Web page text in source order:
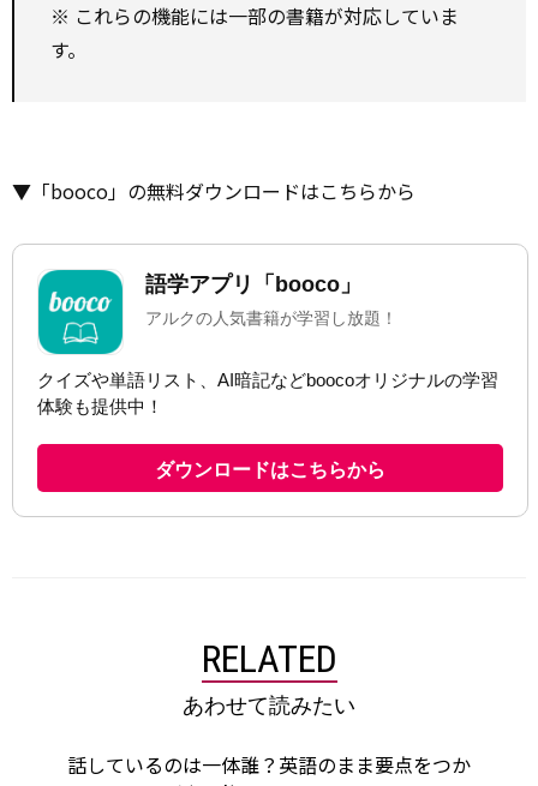
※ これらの機能には一部の書籍が対応していま
す。
▼「booco」の無料ダウンロードはこちらから
RELATED
あわせて読みたい
話しているのは一体誰？英語のまま要点をつか